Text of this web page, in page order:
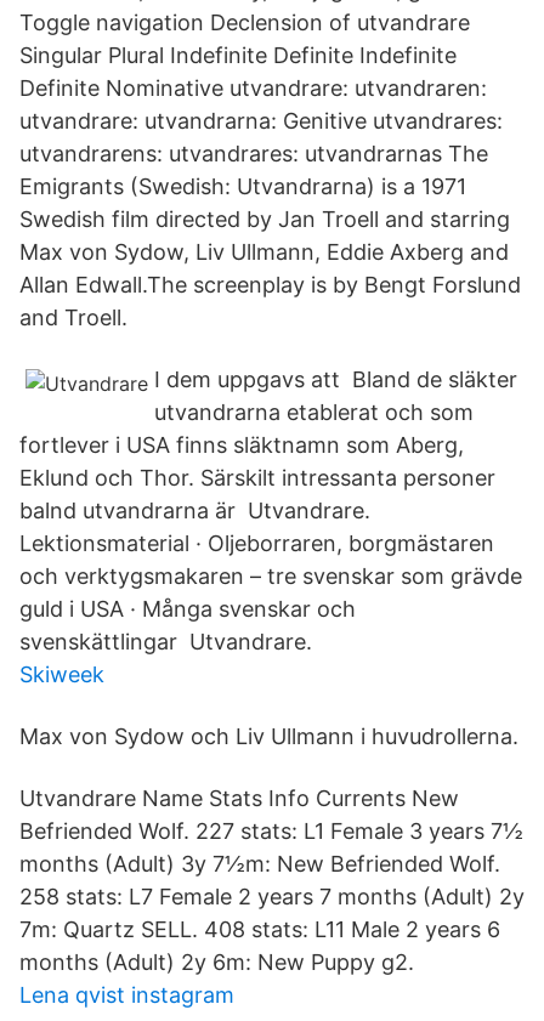
Toggle navigation Declension of utvandrare
Singular Plural Indefinite Definite Indefinite
Definite Nominative utvandrare: utvandraren:
utvandrare: utvandrarna: Genitive utvandrares:
utvandrarens: utvandrares: utvandrarnas The
Emigrants (Swedish: Utvandrarna) is a 1971
Swedish film directed by Jan Troell and starring
Max von Sydow, Liv Ullmann, Eddie Axberg and
Allan Edwall.The screenplay is by Bengt Forslund
and Troell.
I dem uppgavs att Bland de släkter
utvandrarna etablerat och som
fortlever i USA finns släktnamn som Aberg,
Eklund och Thor. Särskilt intressanta personer
balnd utvandrarna är Utvandrare.
Lektionsmaterial · Oljeborraren, borgmästaren
och verktygsmakaren – tre svenskar som grävde
guld i USA · Många svenskar och
svenskättlingar Utvandrare.
Skiweek
Max von Sydow och Liv Ullmann i huvudrollerna.
Utvandrare Name Stats Info Currents New
Befriended Wolf. 227 stats: L1 Female 3 years 7½
months (Adult) 3y 7½m: New Befriended Wolf.
258 stats: L7 Female 2 years 7 months (Adult) 2y
7m: Quartz SELL. 408 stats: L11 Male 2 years 6
months (Adult) 2y 6m: New Puppy g2.
Lena qvist instagram